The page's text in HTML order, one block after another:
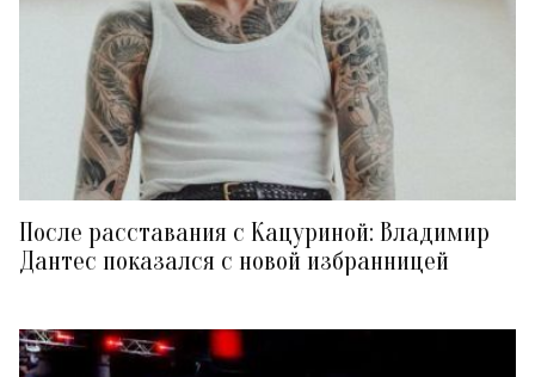
После расставания с Кацуриной: Владимир
Дантес показался с новой избранницей